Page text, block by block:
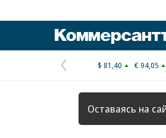
Предыдущая
страница
$ 81,40 € 94,05
Оставаясь на